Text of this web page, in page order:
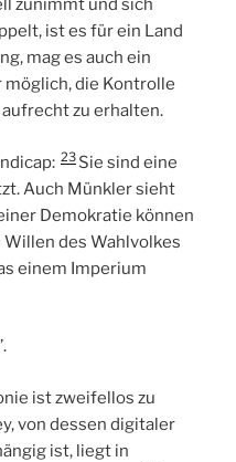
zunimmt und sich
ist es für ein Land
mag es auch ein
möglich, die Kontrolle
zu erhalten.
23 Sie sind eine
Auch Münkler sieht
Demokratie können
des Wahlvolkes
einem Imperium
ist zweifellos zu
von dessen digitaler
ist, liegt in